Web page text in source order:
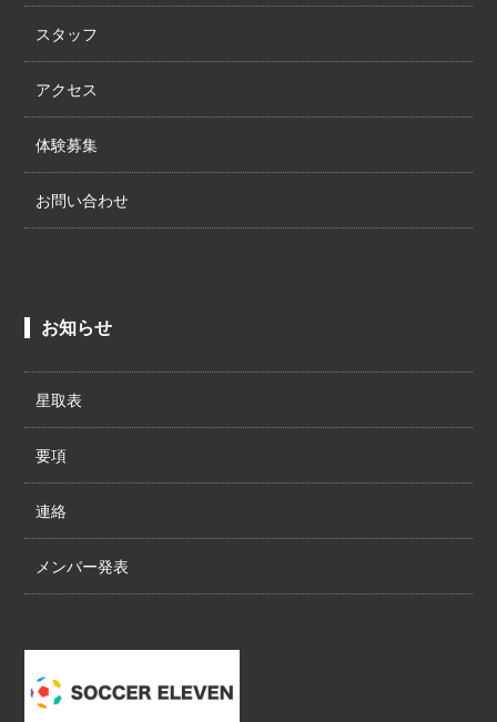
スタッフ
アクセス
体験募集
お問い合わせ
お知らせ
星取表
要項
連絡
メンバー発表